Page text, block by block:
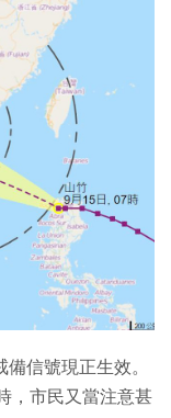
信號現正生效。
，市民又當注意甚